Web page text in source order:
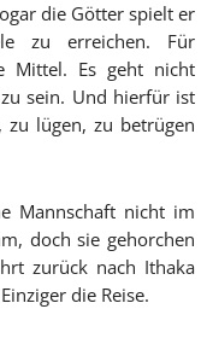
die Götter spielt er
zu erreichen. Für
Mittel. Es geht nicht
sein. Und hierfür ist
zu lügen, zu betrügen
Mannschaft nicht im
doch sie gehorchen
zurück nach Ithaka
die Reise.